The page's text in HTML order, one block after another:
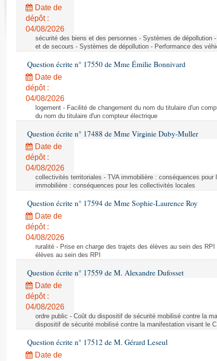
Rapports législatifs
Rapports sur l'application des lois
Baromètre de l’application des lois
Dossiers législatifs
Budget et sécurité sociale
Questions écrites et orales
Comptes rendus des débats
Date de
dépôt :
04/08/2026
sécurité des biens et des personnes - Systèmes de dépollution
et de secours - Systèmes de dépollution - Performance des
Question écrite n° 17550 de Mme Émilie Bonnivard
Date de
dépôt :
04/08/2026
logement - Facilité de changement du nom du titulaire d'un
du nom du titulaire d'un compteur électrique
Question écrite n° 17488 de Mme Virginie Duby-Muller
Date de
dépôt :
04/08/2026
collectivités territoriales - TVA immobilière : conséquences
immobilière : conséquences pour les collectivités locales
Question écrite n° 17594 de Mme Sophie-Laurence Roy
Date de
dépôt :
04/08/2026
ruralité - Prise en charge des trajets des élèves au sein des
élèves au sein des RPI
Question écrite n° 17559 de M. Alexandre Dufosset
Date de
dépôt :
04/08/2026
ordre public - Coût du dispositif de sécurité mobilisé contre la
dispositif de sécurité mobilisé contre la manifestation visant le
Question écrite n° 17512 de M. Gérard Leseul
Date de